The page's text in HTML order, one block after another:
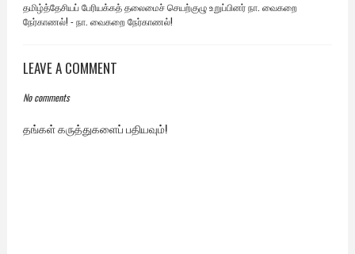
தமிழ்த்தேசியப் பேரியக்கத் தலைமைச் செயற்குழு உறுப்பினர் நா. வைகறை
நேர்காணல்! - நா. வைகறை நேர்காணல்!
LEAVE A COMMENT
No comments
தங்கள் கருத்துகளைப் பதியவும்!